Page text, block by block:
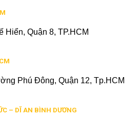
Hiển, Quận 8, TP.HCM
Phú Đông, Quận 12, Tp.HCM
– DĨ AN BÌNH DƯƠNG